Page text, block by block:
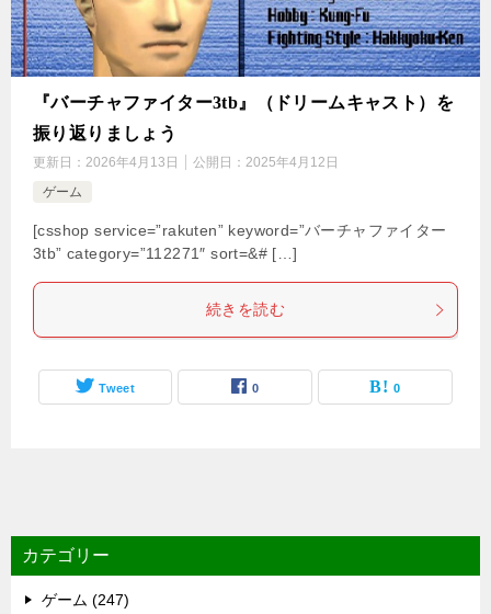
『バーチャファイター3tb』（ドリームキャスト）を
振り返りましょう
更新日： 2026年4月13日 公開日： 2025年4月12日
ゲーム
[csshop service=”rakuten” keyword=”バーチャファイター
3tb” category=”112271″ sort=&# […]
続きを読む
Tweet 0 0
カテゴリー
ゲーム (247)